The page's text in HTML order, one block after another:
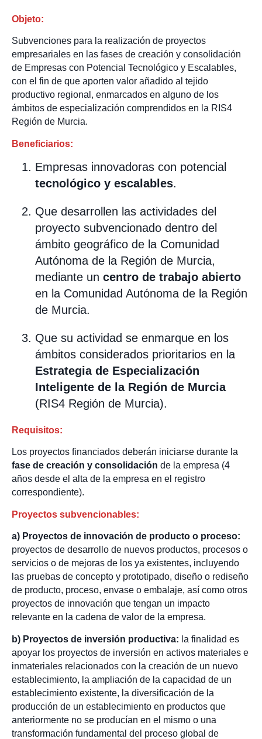
Objeto:
Subvenciones para la realización de proyectos
empresariales en las fases de creación y consolidación
de Empresas con Potencial Tecnológico y Escalables,
con el fin de que aporten valor añadido al tejido
productivo regional, enmarcados en alguno de los
ámbitos de especialización comprendidos en la RIS4
Región de Murcia.
Beneficiarios:
Empresas innovadoras con potencial
tecnológico y escalables.
Que desarrollen las actividades del
proyecto subvencionado dentro del
ámbito geográfico de la Comunidad
Autónoma de la Región de Murcia,
mediante un centro de trabajo abierto
en la Comunidad Autónoma de la Región
de Murcia.
Que su actividad se enmarque en los
ámbitos considerados prioritarios en la
Estrategia de Especialización
Inteligente de la Región de Murcia
(RIS4 Región de Murcia).
Requisitos:
Los proyectos financiados deberán iniciarse durante la
fase de creación y consolidación de la empresa (4
años desde el alta de la empresa en el registro
correspondiente).
Proyectos subvencionables:
a) Proyectos de innovación de producto o proceso:
proyectos de desarrollo de nuevos productos, procesos o
servicios o de mejoras de los ya existentes, incluyendo
las pruebas de concepto y prototipado, diseño o rediseño
de producto, proceso, envase o embalaje, así como otros
proyectos de innovación que tengan un impacto
relevante en la cadena de valor de la empresa.
b) Proyectos de inversión productiva: la finalidad es
apoyar los proyectos de inversión en activos materiales e
inmateriales relacionados con la creación de un nuevo
establecimiento, la ampliación de la capacidad de un
establecimiento existente, la diversificación de la
producción de un establecimiento en productos que
anteriormente no se producían en el mismo o una
transformación fundamental del proceso global de